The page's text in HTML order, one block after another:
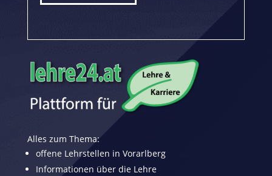
Alles zum Thema:
offene Lehrstellen in Vorarlberg
Informationen über die Lehre